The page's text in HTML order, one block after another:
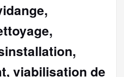
viabilisation de